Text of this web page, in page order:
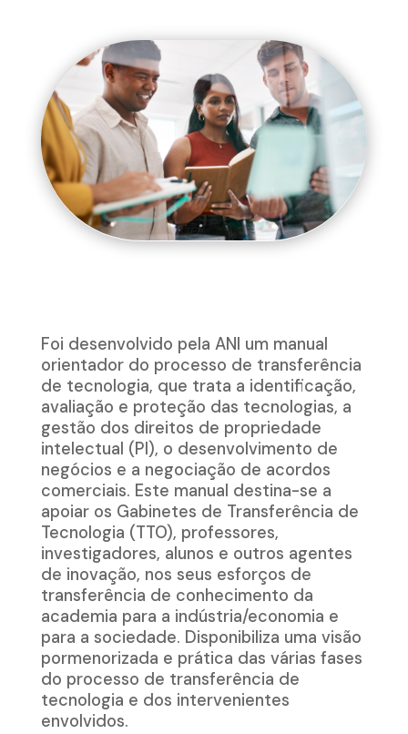
Foi desenvolvido pela ANI um manual
orientador do processo de transferência
de tecnologia, que trata a identificação,
avaliação e proteção das tecnologias, a
gestão dos direitos de propriedade
intelectual (PI), o desenvolvimento de
negócios e a negociação de acordos
comerciais. Este manual destina-se a
apoiar os Gabinetes de Transferência de
Tecnologia (TTO), professores,
investigadores, alunos e outros agentes
de inovação, nos seus esforços de
transferência de conhecimento da
academia para a indústria/economia e
para a sociedade. Disponibiliza uma visão
pormenorizada e prática das várias fases
do processo de transferência de
tecnologia e dos intervenientes
envolvidos.